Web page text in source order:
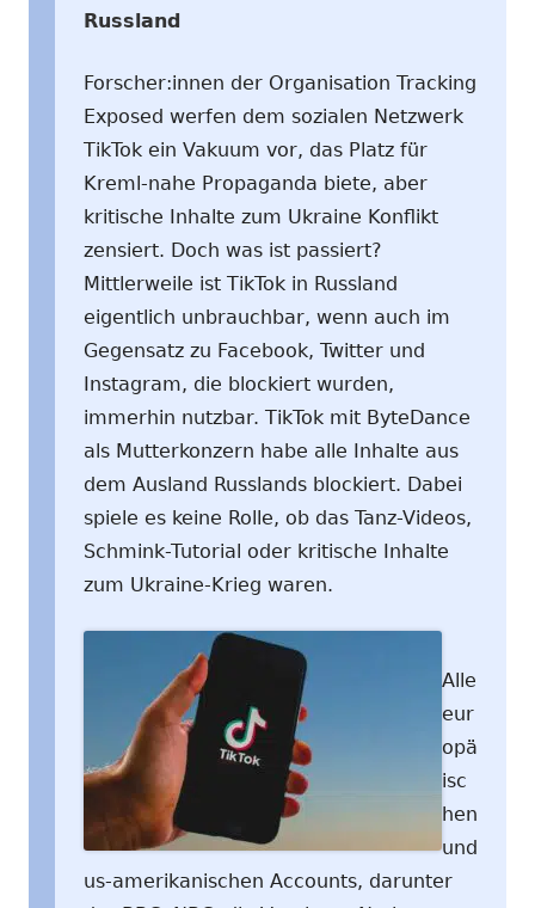
Russland
Forscher:innen der Organisation Tracking
Exposed werfen dem sozialen Netzwerk
TikTok ein Vakuum vor, das Platz für
Kreml-nahe Propaganda biete, aber
kritische Inhalte zum Ukraine Konflikt
zensiert. Doch was ist passiert?
Mittlerweile ist TikTok in Russland
eigentlich unbrauchbar, wenn auch im
Gegensatz zu Facebook, Twitter und
Instagram, die blockiert wurden,
immerhin nutzbar. TikTok mit ByteDance
als Mutterkonzern habe alle Inhalte aus
dem Ausland Russlands blockiert. Dabei
spiele es keine Rolle, ob das Tanz-Videos,
Schmink-Tutorial oder kritische Inhalte
zum Ukraine-Krieg waren.
Alle
eur
opä
isc
hen
und
us-amerikanischen Accounts, darunter